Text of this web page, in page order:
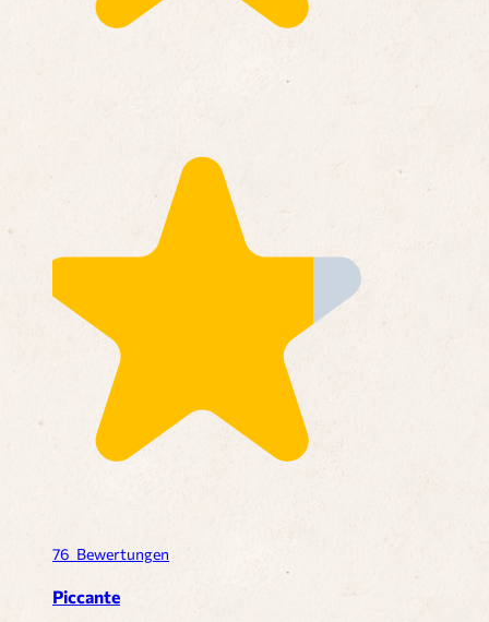
76 Bewertungen
Piccante